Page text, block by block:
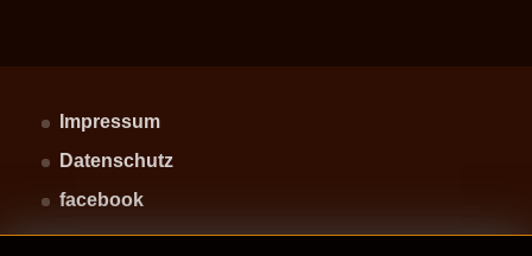
Impressum
Datenschutz
facebook